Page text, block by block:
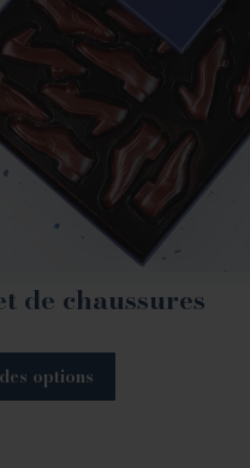
de chaussures
options